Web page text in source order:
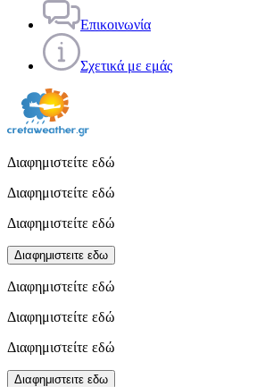
Επικοινωνία
Σχετικά με εμάς
Διαφημιστείτε εδώ
Διαφημιστείτε εδώ
Διαφημιστείτε εδώ
Διαφημιστειτε εδω
Διαφημιστείτε εδώ
Διαφημιστείτε εδώ
Διαφημιστείτε εδώ
Διαφημιστειτε εδω